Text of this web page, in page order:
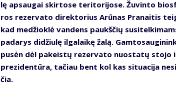
lę ap­sau­gai skir­to­se te­ri­to­ri­jo­se. Žu­vin­to
ros re­zer­va­to di­rek­to­rius Arū­nas Pra­nai­tis
kad me­džiok­lė van­dens paukš­čių
pa­da­rys di­džiu­lę il­ga­lai­kę ža­lą.
pu­sėn dėl pa­keis­tų re­zer­va­to nuo­sta­tų sto­jo
pre­zi­den­tū­ra, ta­čiau bent kol kas si­tu­a­ci­ja
čia.